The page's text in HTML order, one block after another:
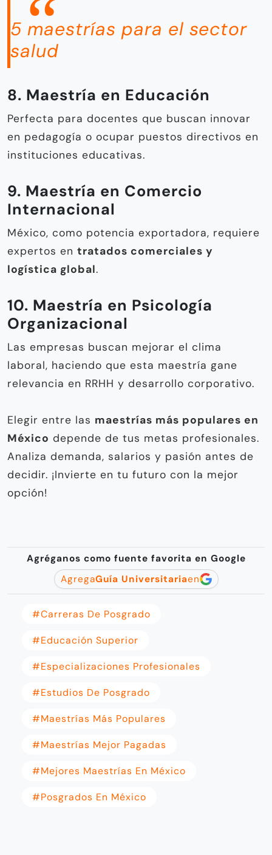
5 maestrías para el sector
salud
8. Maestría en Educación
Perfecta para docentes que buscan innovar
en pedagogía o ocupar puestos directivos en
instituciones educativas.
9. Maestría en Comercio
Internacional
México, como potencia exportadora, requiere
expertos en tratados comerciales y
logística global.
10. Maestría en Psicología
Organizacional
Las empresas buscan mejorar el clima
laboral, haciendo que esta maestría gane
relevancia en RRHH y desarrollo corporativo.
Elegir entre las maestrías más populares en
México depende de tus metas profesionales.
Analiza demanda, salarios y pasión antes de
decidir. ¡Invierte en tu futuro con la mejor
opción!
Agréganos como fuente favorita en Google
AgregaGuía Universitariaen
#Carreras De Posgrado
#Educación Superior
#Especializaciones Profesionales
#Estudios De Posgrado
#Maestrías Más Populares
#Maestrías Mejor Pagadas
#Mejores Maestrías En México
#posgrados En México